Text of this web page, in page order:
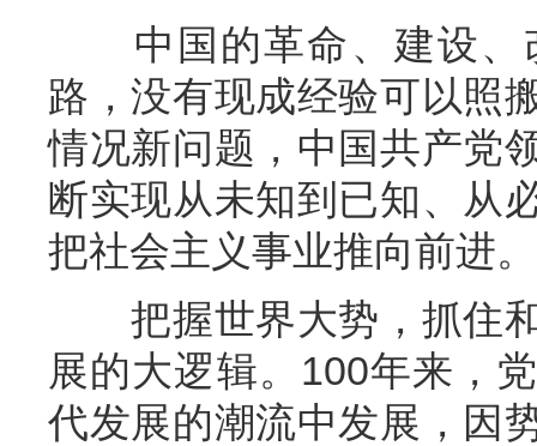
中国的革命、建设、
路，没有现成经验可以照
情况新问题，中国共产党
断实现从未知到已知、从
把社会主义事业推向前进。
把握世界大势，抓住和
展的大逻辑。100年来，
代发展的潮流中发展，因